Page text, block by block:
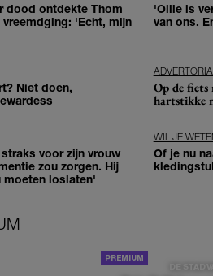
dood ontdekte Thom
vreemdging: 'Echt, mijn
'Ollie is
van ons.
Niet doen,
Op de fiets
hartstikke
voor zijn vrouw
zou zorgen. Hij
moeten loslaten'
WIL JE
Of je nu
DE STAD